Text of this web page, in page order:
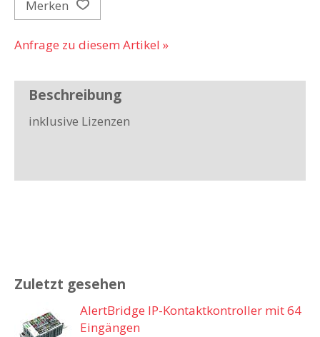
Merken
Anfrage zu diesem Artikel »
Beschreibung
inklusive Lizenzen
Zuletzt gesehen
AlertBridge IP-Kontaktkontroller mit 64
Eingängen